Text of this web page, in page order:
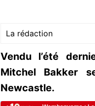
La rédaction
Vendu l’été
Mitchel Bakker
Newcastle.